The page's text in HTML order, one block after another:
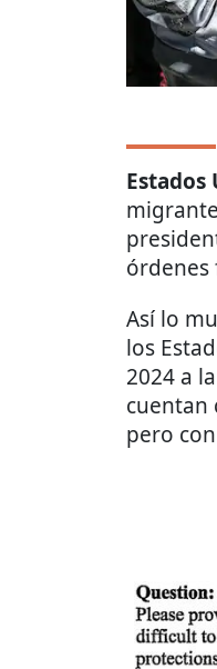
Estados
órdenes
Así lo
los
2024 a
cuentan
pero